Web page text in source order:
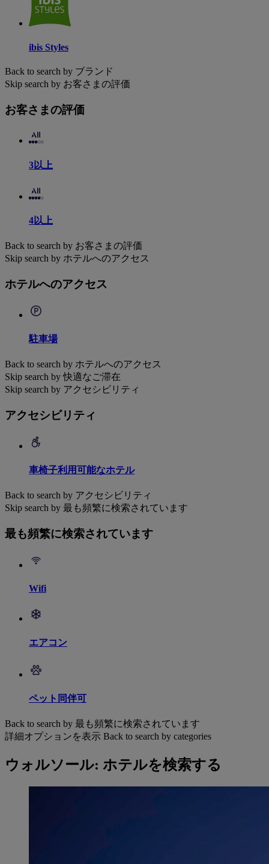
ibis Styles
Back to search by ブランド
Skip search by お客さまの評価
お客さまの評価
3以上
4以上
Back to search by お客さまの評価
Skip search by ホテルへのアクセス
ホテルへのアクセス
駐車場
Back to search by ホテルへのアクセス
Skip search by 快適なご滞在
Skip search by アクセシビリティ
アクセシビリティ
車椅子利用可能なホテル
Back to search by アクセシビリティ
Skip search by 最も頻繁に検索されています
最も頻繁に検索されています
Wifi
エアコン
ペット同伴可
Back to search by 最も頻繁に検索されています
詳細オプションを表示 Back to search by categories
ウォルソール: ホテルを検索する